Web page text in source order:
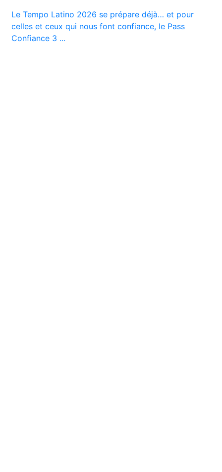
Le Tempo Latino 2026 se prépare déjà… et pour
celles et ceux qui nous font confiance, le Pass
Confiance 3 ...